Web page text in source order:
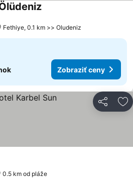
Zobraziť ceny
Fethiye, 0.1 km >> Oludeniz
Zobraziť ceny
Zdieľať
ceny
0.5 km od pláže